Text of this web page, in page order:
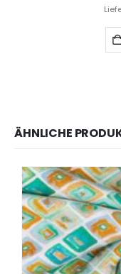
ÄHNLICHE